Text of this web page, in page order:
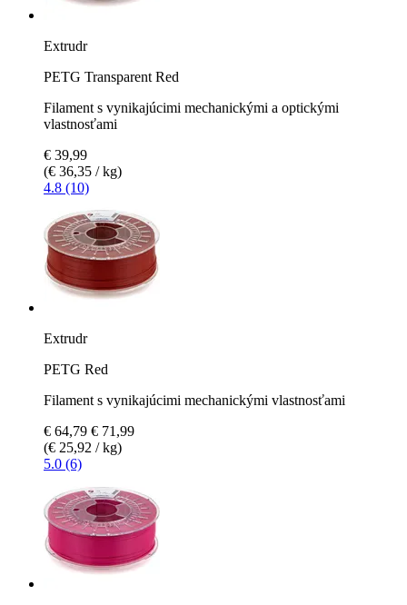
Extrudr
PETG Transparent Red
Filament s vynikajúcimi mechanickými a optickými
vlastnosťami
€ 39,99
(€ 36,35 / kg)
4.8 (10)
Extrudr
PETG Red
Filament s vynikajúcimi mechanickými vlastnosťami
€ 64,79 € 71,99
(€ 25,92 / kg)
5.0 (6)